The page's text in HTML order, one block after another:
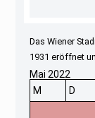
Das Wiener
1931 eröffnet
Mai 2022
M
D